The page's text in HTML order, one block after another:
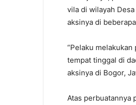
vila di wilayah
aksinya di
“Pelaku
tempat tinggal di
aksinya di Bogor,
Atas perbuatannya